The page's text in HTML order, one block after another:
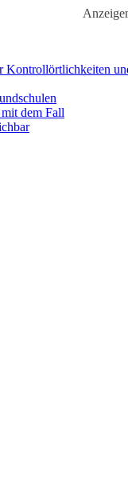
Kontrollörtlichkeiten
dem Fall